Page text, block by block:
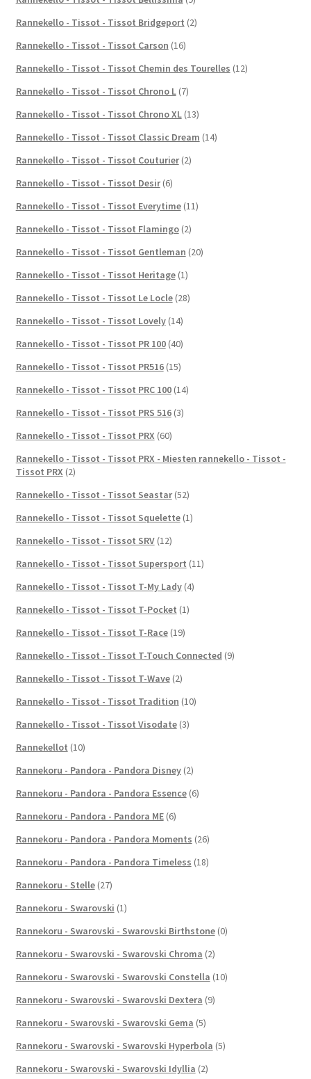
Rannekello - Tissot - Tissot Bridgeport (2)
Rannekello - Tissot - Tissot Carson (16)
Rannekello - Tissot - Tissot Chemin des Tourelles (12)
Rannekello - Tissot - Tissot Chrono L (7)
Rannekello - Tissot - Tissot Chrono XL (13)
Rannekello - Tissot - Tissot Classic Dream (14)
Rannekello - Tissot - Tissot Couturier (2)
Rannekello - Tissot - Tissot Desir (6)
Rannekello - Tissot - Tissot Everytime (11)
Rannekello - Tissot - Tissot Flamingo (2)
Rannekello - Tissot - Tissot Gentleman (20)
Rannekello - Tissot - Tissot Heritage (1)
Rannekello - Tissot - Tissot Le Locle (28)
Rannekello - Tissot - Tissot Lovely (14)
Rannekello - Tissot - Tissot PR 100 (40)
Rannekello - Tissot - Tissot PR516 (15)
Rannekello - Tissot - Tissot PRC 100 (14)
Rannekello - Tissot - Tissot PRS 516 (3)
Rannekello - Tissot - Tissot PRX (60)
Rannekello - Tissot - Tissot PRX - Miesten rannekello - Tissot -
Tissot PRX (2)
Rannekello - Tissot - Tissot Seastar (52)
Rannekello - Tissot - Tissot Squelette (1)
Rannekello - Tissot - Tissot SRV (12)
Rannekello - Tissot - Tissot Supersport (11)
Rannekello - Tissot - Tissot T-My Lady (4)
Rannekello - Tissot - Tissot T-Pocket (1)
Rannekello - Tissot - Tissot T-Race (19)
Rannekello - Tissot - Tissot T-Touch Connected (9)
Rannekello - Tissot - Tissot T-Wave (2)
Rannekello - Tissot - Tissot Tradition (10)
Rannekello - Tissot - Tissot Visodate (3)
Rannekellot (10)
Rannekoru - Pandora - Pandora Disney (2)
Rannekoru - Pandora - Pandora Essence (6)
Rannekoru - Pandora - Pandora ME (6)
Rannekoru - Pandora - Pandora Moments (26)
Rannekoru - Pandora - Pandora Timeless (18)
Rannekoru - Stelle (27)
Rannekoru - Swarovski (1)
Rannekoru - Swarovski - Swarovski Birthstone (0)
Rannekoru - Swarovski - Swarovski Chroma (2)
Rannekoru - Swarovski - Swarovski Constella (10)
Rannekoru - Swarovski - Swarovski Dextera (9)
Rannekoru - Swarovski - Swarovski Gema (5)
Rannekoru - Swarovski - Swarovski Hyperbola (5)
Rannekoru - Swarovski - Swarovski Idyllia (2)